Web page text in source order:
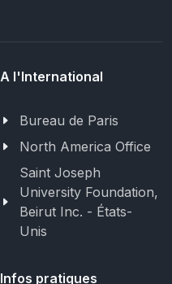
A l'International
Bureau de Paris
North America Office
Saint Joseph
University Foundation,
Beirut Inc. - États-
Unis
Infos pratiques